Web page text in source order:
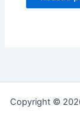
Copyright ©